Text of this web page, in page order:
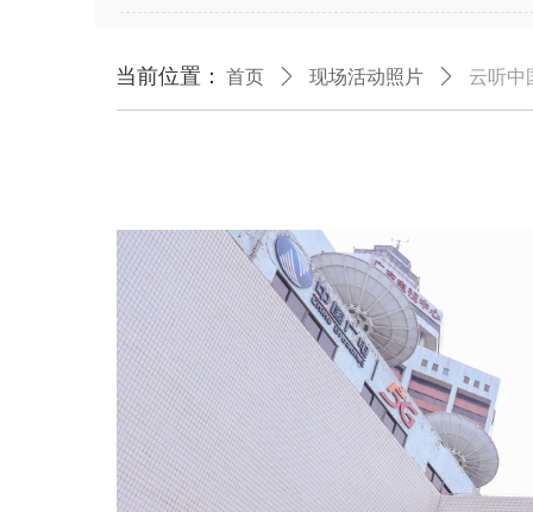
当前位置： 首页 ꄲ 现场活动照片 ꄲ 云听中